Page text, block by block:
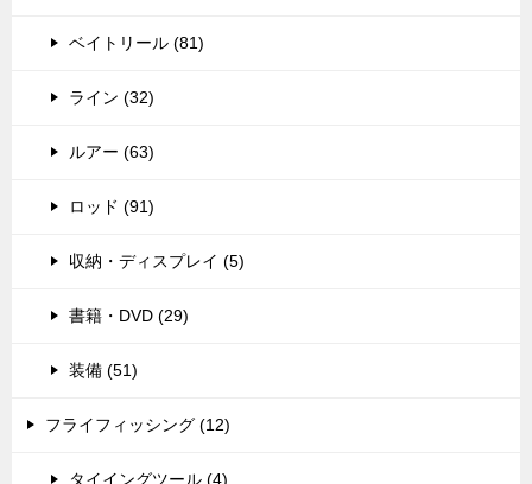
ベイトリール (81)
ライン (32)
ルアー (63)
ロッド (91)
収納・ディスプレイ (5)
書籍・DVD (29)
装備 (51)
フライフィッシング (12)
タイイングツール (4)